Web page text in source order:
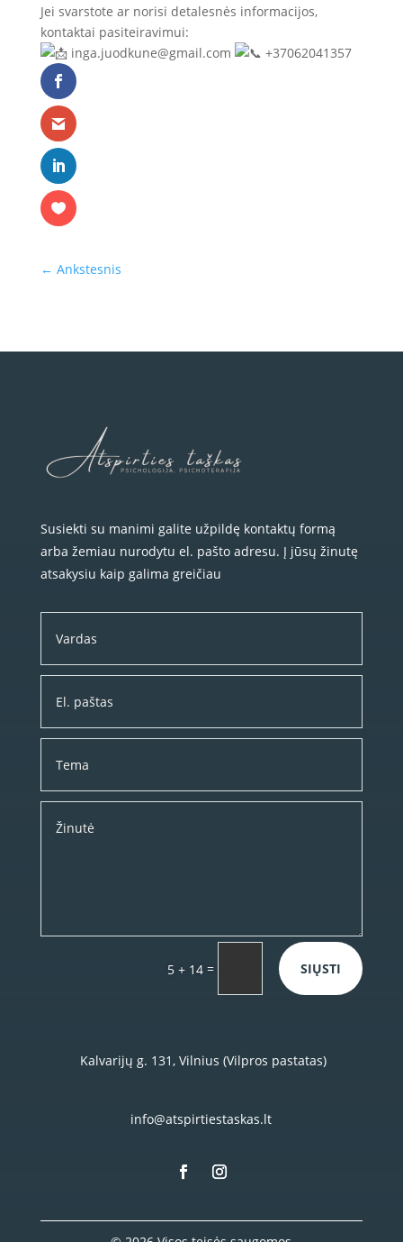
Jei svarstote ar norisi detalesnės informacijos,
kontaktai pasiteiravimui:
inga.juodkune@gmail.com
+37062041357
← Ankstesnis
Susiekti su manimi galite užpildę kontaktų formą
arba žemiau nurodytu el. pašto adresu. Į jūsų žinutę
atsakysiu kaip galima greičiau
5 + 14 = SIŲSTI
Kalvarijų g. 131, Vilnius (Vilpros pastatas)
info@atspirtiestaskas.lt